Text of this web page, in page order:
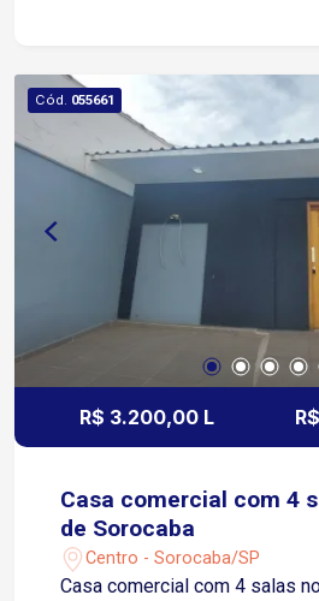
Amplo quintal nos fundos,
como pasto ou área para
abastecimento de água Localização e Distâncias
Imóvel com fácil acesso às
cidade, próximo a importantes
referência: UNISO - Universidade de Sorocaba:
aproximadamente 4 km
- km 270: aproximadamente 3 km
comércios locais, bairros
rurais Ideal para quem busca espaço,
tranquilidade e excelente
conexão às principais rodovias. Entre em contato
para mais informações ou
Cód. 055661
R$ 3.200,00 L
Casa comercial com 4
de Sorocaba
Centro - Sorocaba/SP
Casa comercial com 4 salas